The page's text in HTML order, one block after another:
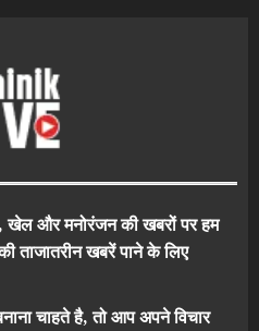
खेल और मनोरंजन की खबरों पर हम
ताजातरीन खबरें पाने के लिए
चाहते है, तो आप अपने विचार